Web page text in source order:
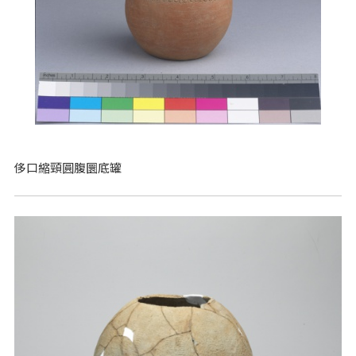
侈口縮頸圓腹圜底罐